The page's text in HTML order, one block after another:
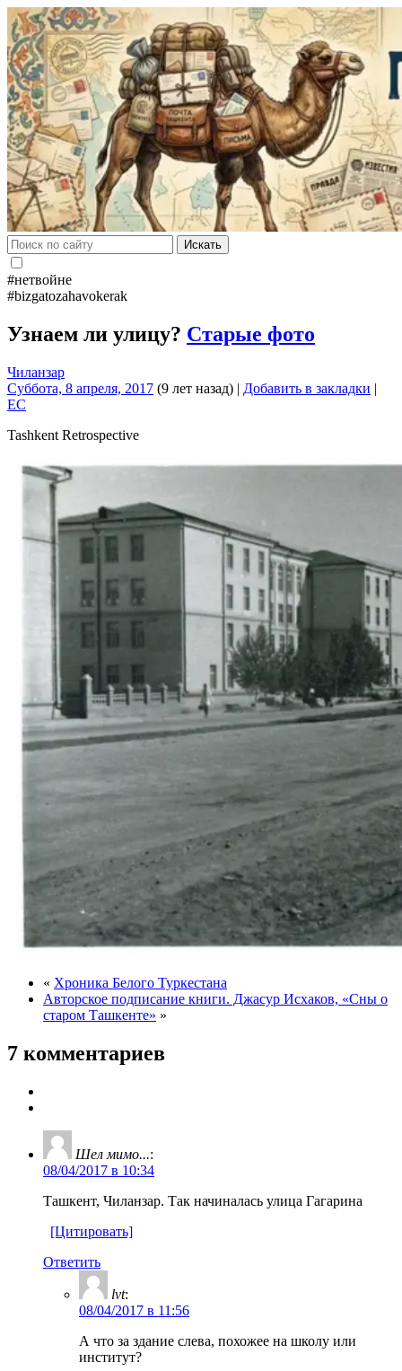
Искать
#нетвойне
#bizgatozahavokerak
Узнаем ли улицу? Старые фото
Чиланзар
Суббота, 8 апреля, 2017 (9 лет назад) | Добавить в закладки |
EC
Tashkent Retrospective
« Хроника Белого Туркестана
Авторское подписание книги. Джасур Исхаков, «Сны о
старом Ташкенте» »
7 комментариев
Шел мимо...:
08/04/2017 в 10:34
Ташкент, Чиланзар. Так начиналась улица Гагарина
[Цитировать]
Ответить
lvt:
08/04/2017 в 11:56
А что за здание слева, похожее на школу или
институт?